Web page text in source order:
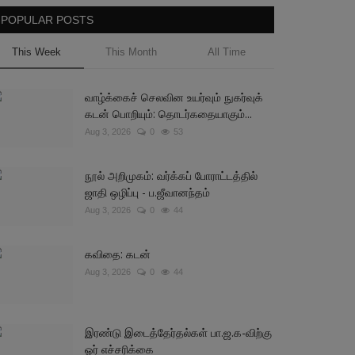
POPULAR POSTS
This Week This Month All Time
வாழ்க்கைச் செலவின உயர்வும் நுகர்வுக்
கடன் பொறியும்: தொடர்கதையாகும்...
Aug 3, 2026 0 53
நூல் அறிமுகம்: வர்க்கப் போராட்டத்தில்
ஜாதி ஒழிப்பு - ப.ஜீவானந்தம்
Aug 3, 2026 0 44
கவிதை: கடன்
Aug 3, 2026 0 44
இரண்டு இடைத்தேர்தல்கள் பா.ஜ.க-விற்கு
ஓர் எச்சரிக்கை